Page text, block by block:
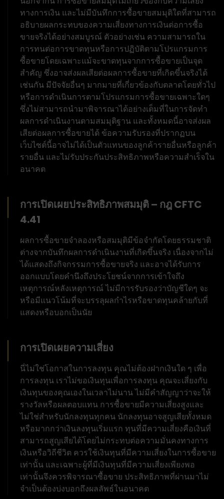
ทางการเงิน และไม่มีบันทึกการซื้อขายสมมุติใดที่สามารถ
อธิบายผลกระทบของความเสี่ยงทางการเงินต่อการซื้อ
ขายจริงได้อย่างสมบูรณ์ ตัวอย่างเช่น ความสามารถใน
การทนต่อการขาดทุนหรือการปฏิบัติตามโปรแกรมการ
ซื้อขายโดยเฉพาะแม้จะขาดทุนจากการซื้อขายเป็นจุด
สำคัญ ซึ่งอาจส่งผลเสียต่อผลการซื้อขายที่เกิดขึ้นจริงได้
เช่นกัน มีปัจจัยอื่นๆ มากมายที่เกี่ยวข้องกับตลาดโดยทั่วไป
หรือการดำเนินการตามโปรแกรมการซื้อขายเฉพาะใดๆ
ซึ่งไม่สามารถนำมาพิจารณาได้อย่างเต็มที่ในการจัดทำ
ผลการดำเนินงานตามสมมุติฐาน และทั้งหมดนี้อาจส่งผล
เสียต่อผลการซื้อขายได้ ข้อความรับรองที่ปรากฏบน
เว็บไซต์นี้อาจไม่ได้เป็นตัวแทนของลูกค้ารายอื่นหรือลูกค้า
รายอื่น และไม่รับประกันประสิทธิภาพหรือความสำเร็จใน
อนาคต
การเปิดเผยประสิทธิภาพสมมุติ – กฎ CFTC
4.41
ผลการซื้อขายจำลองหรือสมมุติมีข้อจำกัดโดยธรรมชาติ
ต่างจากบันทึกผลการดำเนินงานที่เกิดขึ้นจริง เนื่องจากไม่
ได้แสดงถึงกิจกรรมการซื้อขายจริง และอาจได้รับการ
ออกแบบโดยคำนึงถึงประโยชน์จากการเข้าใจถึง
เหตุการณ์หลังเหตุการณ์ ไม่มีการรับรองว่าบัญชีใดๆ จะ
หรือมีแนวโน้มที่จะบรรลุผลกำไรหรือขาดทุนคล้ายกับที่
แสดงหรือบอกเป็นนัย
การเปิดเผยความเสี่ยง
นี่ไม่ใช่โอกาสในการลงทุน คุณไม่ต้องฝากเงินใด ๆ เพื่อ
การลงทุน เราไม่ขอเงินทุนเพื่อการลงทุน คุณจะเสี่ยงกับ
เงินทุนของคุณเองในเวลาไม่นาน ไม่มีคำสัญญาว่าจะให้
รางวัลหรือผลตอบแทน การซื้อขายมีความเสี่ยงสูงและ
ไม่ใช่สำหรับนักลงทุนทุกคน นักลงทุนอาจสูญเสียทั้งหมด
หรือมากกว่าเงินลงทุนเริ่มแรก ทุนที่มีความเสี่ยงคือเงินที่
สามารถสูญเสียได้โดยไม่กระทบต่อความมั่นคงทางการ
เงินหรือวิถีชีวิต ควรใช้เงินทุนที่มีความเสี่ยงในการซื้อขาย
เท่านั้น และเฉพาะผู้ที่มีเงินทุนที่มีความเสี่ยงเพียงพอ
เท่านั้นจึงควรพิจารณาซื้อขาย ประสิทธิภาพที่ผ่านมาไม่
จำเป็นต้องบ่งบอกถึงผลลัพธ์ในอนาคต